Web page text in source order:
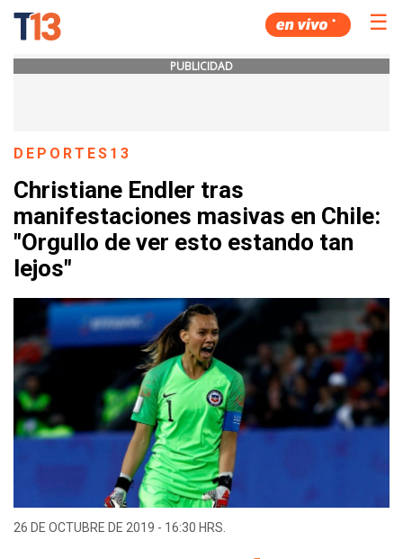
☰
PUBLICIDAD
DEPORTES13
Christiane Endler tras
manifestaciones masivas en Chile:
"Orgullo de ver esto estando tan
lejos"
26 DE OCTUBRE DE 2019 - 16:30 HRS.